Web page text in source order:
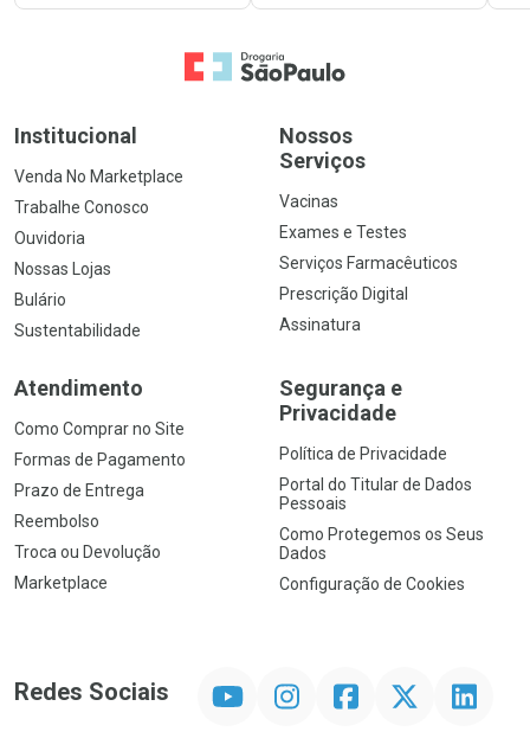
Ir para a Home
Institucional
Venda No Marketplace
Trabalhe Conosco
Ouvidoria
Nossas Lojas
Bulário
Sustentabilidade
Nossos
Serviços
Vacinas
Exames e Testes
Serviços Farmacêuticos
Prescrição Digital
Assinatura
Atendimento
Como Comprar no Site
Formas de Pagamento
Prazo de Entrega
Reembolso
Troca ou Devolução
Marketplace
Segurança e
Privacidade
Política de Privacidade
Portal do Titular de Dados
Pessoais
Como Protegemos os Seus
Dados
Configuração de Cookies
Redes Sociais InstagramFacebookTwitter Linkedin